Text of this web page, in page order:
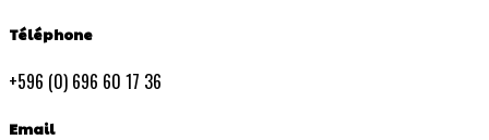
Téléphone
+596 (0) 696 60 17 36
Email